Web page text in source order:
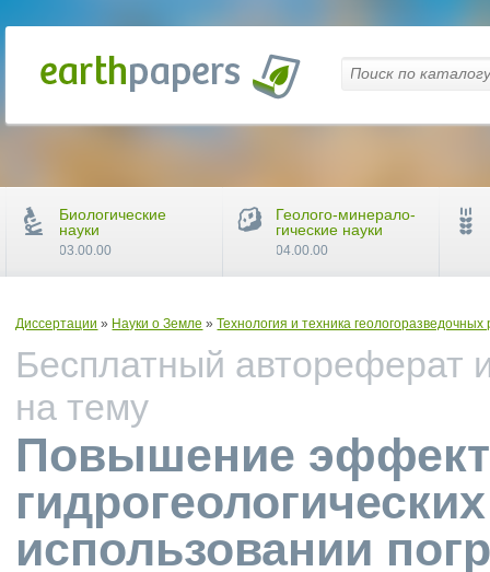
Диссертации » Науки о Земле »Технология и техника геологоразведочных
Бесплатный автореферат
на тему
Повышение
использовании
Биологические
науки
03.00.00
Геолого-минерало-
гические науки
04.00.00